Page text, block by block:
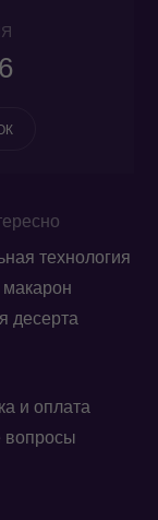
и оплата
вопросы
технология
десерта